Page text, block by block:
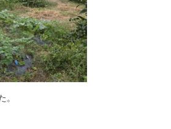
。